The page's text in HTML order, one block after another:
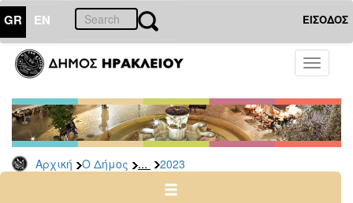
GR EN ΕΙΣΟΔΟΣ
Toggle
Αρχική Ο Δήμος ... 2023
ΔΗΜΟΣ
Δελτία
Τύπου
Αρχείο
2026